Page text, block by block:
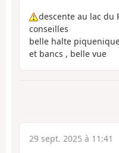
descente au lac du
conseilles
belle halte
et bancs , belle vue
29 sept. 2025 à 11:41